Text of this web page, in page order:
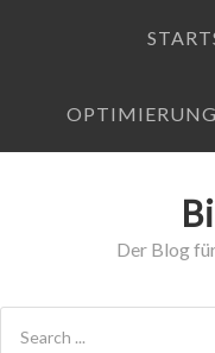
Der Blog